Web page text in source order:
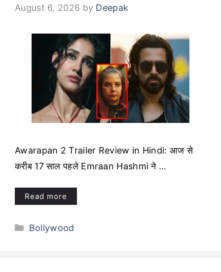
August 6, 2026 by Deepak
Awarapan 2 Trailer Review in Hindi: आज से
करीब 17 साल पहले Emraan Hashmi ने …
Read more
Categories
Bollywood